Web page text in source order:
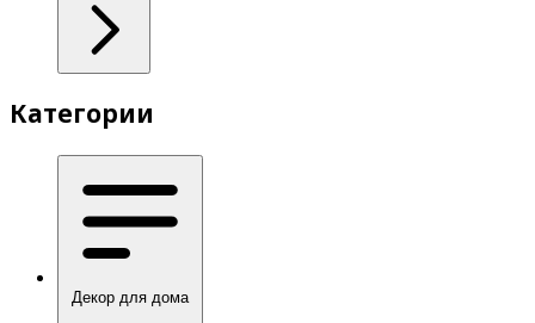
Категории
Декор для дома